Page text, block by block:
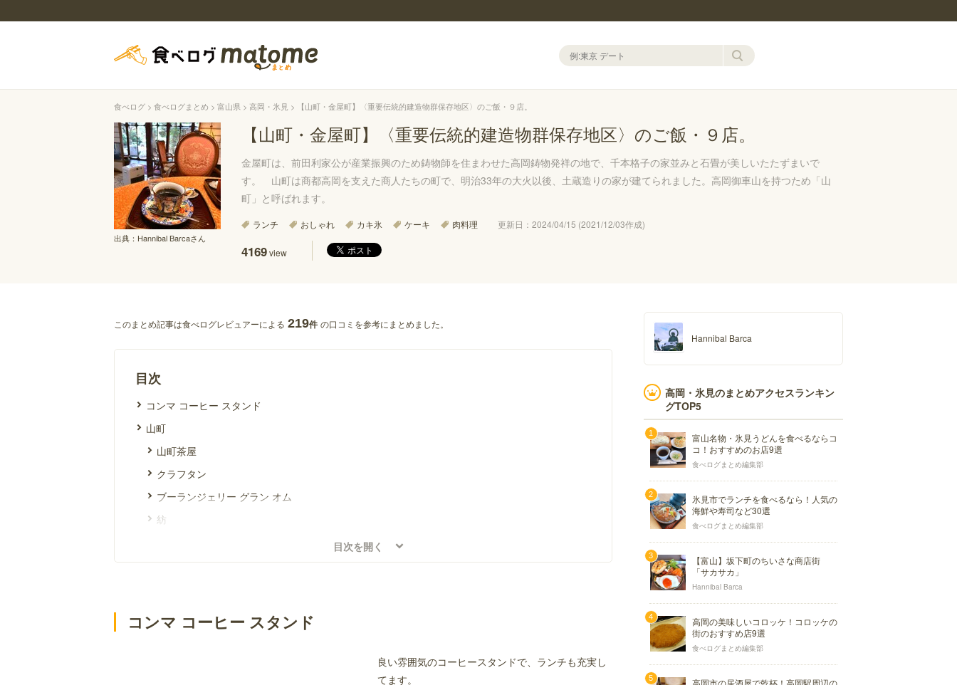
食べログ 食べログまとめ 富山県 高岡・氷見 【山町・金屋町】〈重要伝統的建造物群保存地区〉のご飯・９店。
出典： Hannibal Barcaさん
【山町・金屋町】〈重要伝統的建造物群保存地区〉のご飯・９店。
金屋町は、前田利家公が産業振興のため鋳物師を住まわせた高岡鋳物発祥の地で、千本格子の家並みと石畳が美しいたたずまいで
す。 山町は商都高岡を支えた商人たちの町で、明治33年の大火以後、土蔵造りの家が建てられました。高岡御車山を持つため「山
町」と呼ばれます。
ランチ おしゃれ カキ氷 ケーキ 肉料理 更新日：2024/04/15 (2021/12/03作成)
4169view
このまとめ記事は食べログレビュアーによる 219件 の口コミを参考にまとめました。
目次
コンマ コーヒー スタンド
山町
山町茶屋
クラフタン
ブーランジェリー グラン オム
紡
茶寮 和香
ラティスワーク ブリューイング タップハウス
目次を開く
コンマ コーヒー スタンド
良い雰囲気のコーヒースタンドで、ランチも充実し
てます。
Hannibal Barca
高岡・氷見のまとめアクセスランキン
グTOP5
富山名物・氷見うどんを食べるならコ
コ！おすすめのお店9選
食べログまとめ編集部
氷見市でランチを食べるなら！人気の
海鮮や寿司など30選
食べログまとめ編集部
【富山】坂下町のちいさな商店街
「サカサカ」
Hannibal Barca
高岡の美味しいコロッケ！コロッケの
街のおすすめ店9選
食べログまとめ編集部
高岡市の居酒屋で乾杯！高岡駅周辺の